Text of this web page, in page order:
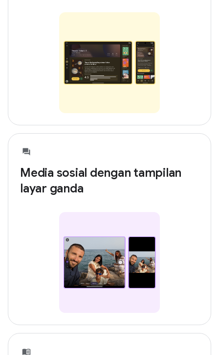
Media sosial dengan tampilan
layar ganda